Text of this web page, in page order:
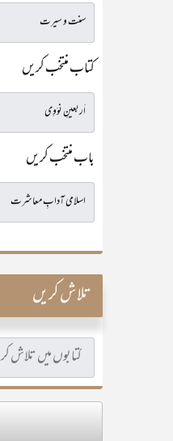
کتاب منتخب کریں
باب منتخب کریں
تلاش کریں